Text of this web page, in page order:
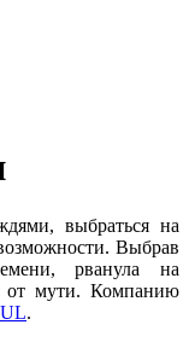
выбраться на
Выбрав
рванула на
от мути. Компанию
.